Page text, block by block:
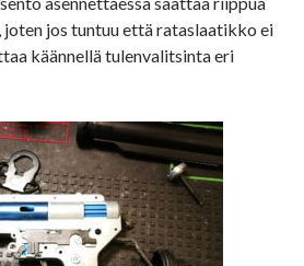
jos tuntuu että rataslaatikko ei
käännellä tulenvalitsinta eri